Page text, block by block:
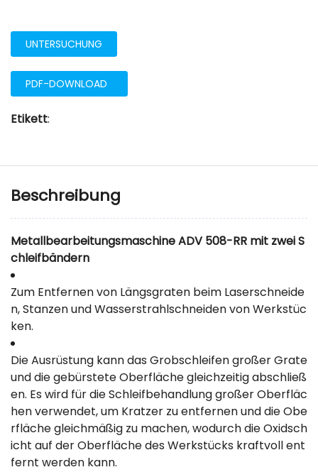
UNTERSUCHUNG
PDF-DOWNLOAD
Etikett:
Beschreibung
Metallbearbeitungsmaschine ADV 508-RR mit zwei S
chleifbändern
Zum Entfernen von Längsgraten beim Laserschneide
n, Stanzen und Wasserstrahlschneiden von Werkstüc
ken.
Die Ausrüstung kann das Grobschleifen großer Grate
und die gebürstete Oberfläche gleichzeitig abschließ
en. Es wird für die Schleifbehandlung großer Oberfläc
hen verwendet, um Kratzer zu entfernen und die Obe
rfläche gleichmäßig zu machen, wodurch die Oxidsch
icht auf der Oberfläche des Werkstücks kraftvoll ent
fernt werden kann.